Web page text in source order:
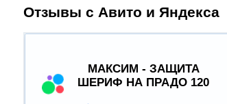
Отзывы с Авито и Яндекса
МАКСИМ - ЗАЩИТА
ШЕРИФ НА ПРАДО 120